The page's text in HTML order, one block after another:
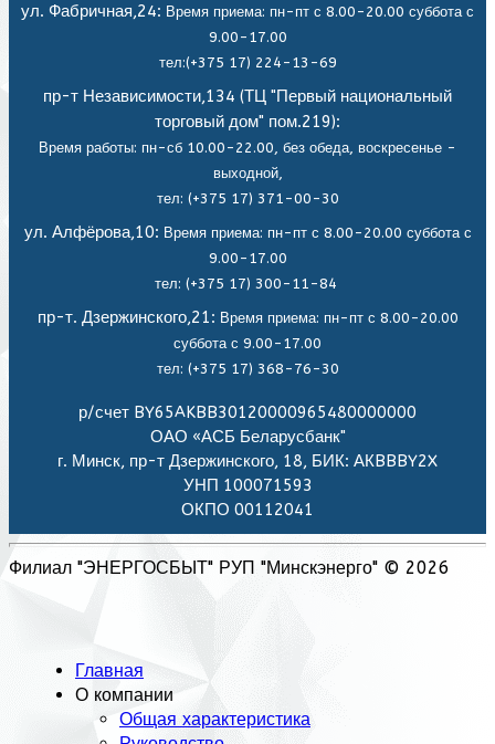
ул. Фабричная,24: Время приема: пн-пт с 8.00-20.00 суббота с
9.00-17.00
тел:(+375 17) 224-13-69
пр-т Независимости,134 (ТЦ "Первый национальный
торговый дом" пом.219):
Время работы: пн-сб 10.00-22.00, без обеда, воскресенье -
выходной,
тел: (+375 17) 371-00-30
ул. Алфёрова,10: Время приема: пн-пт с 8.00-20.00 суббота с
9.00-17.00
тел: (+375 17) 300-11-84
пр-т. Дзержинского,21: Время приема: пн-пт с 8.00-20.00
суббота с 9.00-17.00
тел: (+375 17) 368-76-30
р/счет BY65AKBB30120000965480000000
ОАО «АСБ Беларусбанк"
г. Минск, пр-т Дзержинского, 18, БИК: АКBBBY2X
УНП 100071593
ОКПО 00112041
Филиал "ЭНЕРГОСБЫТ" РУП "Минскэнерго" © 2026
Главная
О компании
Общая характеристика